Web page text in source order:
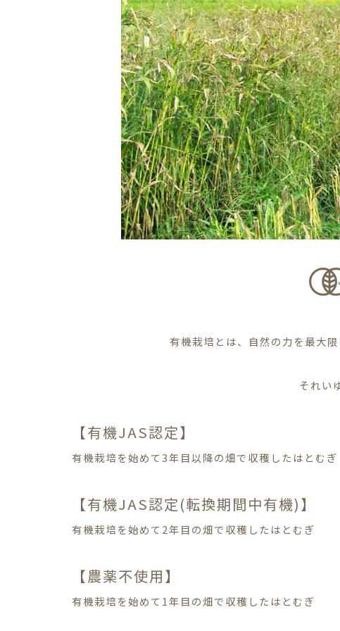
有機栽培とは、自然の力を最大
それい
【有機JAS認定】
有機栽培を始めて3年目以降の畑で収穫したはとむぎ
【有機JAS認定(転換期間中有機)】
有機栽培を始めて2年目の畑で収穫したはとむぎ
【農薬不使用】
有機栽培を始めて1年目の畑で収穫したはとむぎ